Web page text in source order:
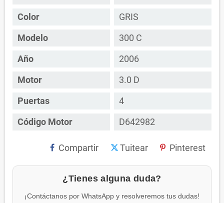
Color
GRIS
Modelo
300 C
Año
2006
Motor
3.0 D
Puertas
4
Código Motor
D642982
Compartir Tuitear Pinterest
¿Tienes alguna duda?
¡Contáctanos por WhatsApp y resolveremos tus dudas!